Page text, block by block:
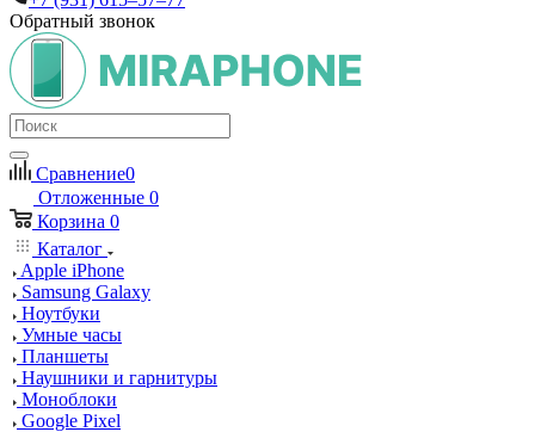
Обратный звонок
Сравнение0
Отложенные 0
Корзина 0
Каталог
Apple iPhone
Samsung Galaxy
Ноутбуки
Умные часы
Планшеты
Наушники и гарнитуры
Моноблоки
Google Pixel